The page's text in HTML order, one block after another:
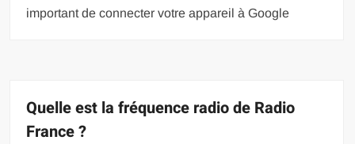
important de connecter votre appareil à Google
Quelle est la fréquence radio de Radio
France ?